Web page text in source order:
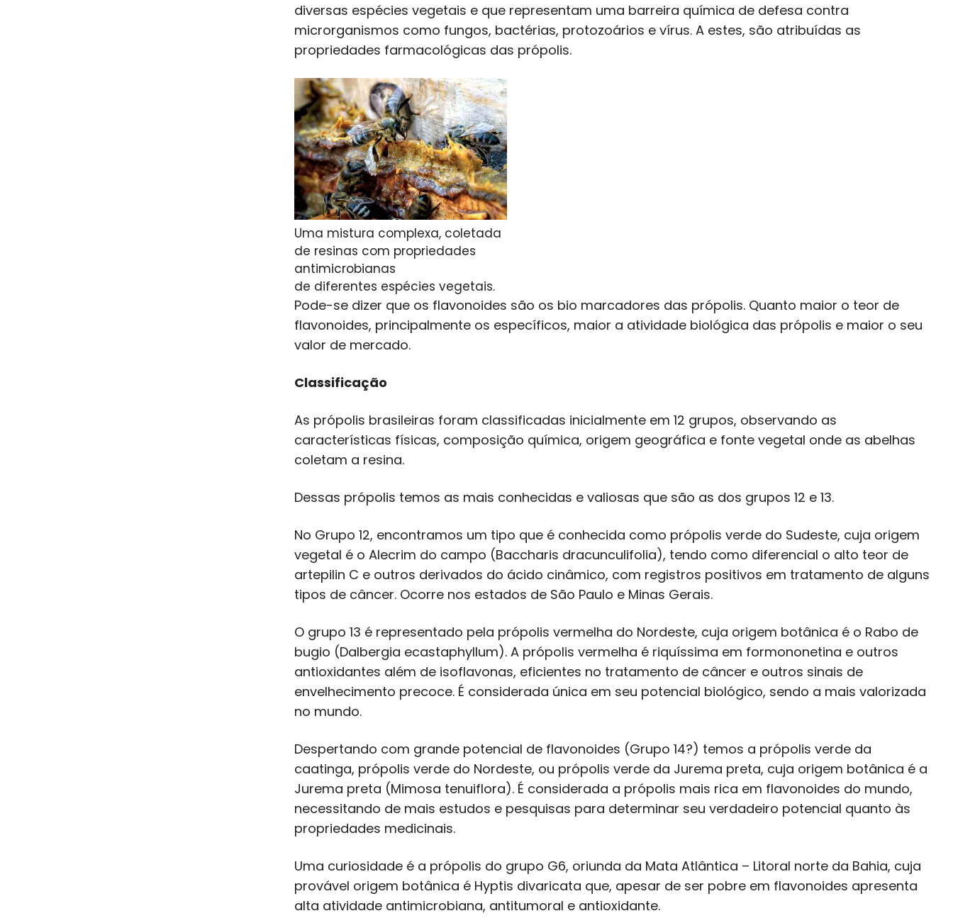
diversas espécies vegetais e que representam uma barreira química de defesa contra
microrganismos como fungos, bactérias, protozoários e vírus. A estes, são atribuídas as
propriedades farmacológicas das própolis.
Uma mistura complexa, coletada
de resinas com propriedades
antimicrobianas
de diferentes espécies vegetais.
Pode-se dizer que os flavonoides são os bio marcadores das própolis. Quanto maior o teor de
flavonoides, principalmente os específicos, maior a atividade biológica das própolis e maior o seu
valor de mercado.
Classificação
As própolis brasileiras foram classificadas inicialmente em 12 grupos, observando as
características físicas, composição química, origem geográfica e fonte vegetal onde as abelhas
coletam a resina.
Dessas própolis temos as mais conhecidas e valiosas que são as dos grupos 12 e 13.
No Grupo 12, encontramos um tipo que é conhecida como própolis verde do Sudeste, cuja origem
vegetal é o Alecrim do campo (Baccharis dracunculifolia), tendo como diferencial o alto teor de
artepilin C e outros derivados do ácido cinâmico, com registros positivos em tratamento de alguns
tipos de câncer. Ocorre nos estados de São Paulo e Minas Gerais.
O grupo 13 é representado pela própolis vermelha do Nordeste, cuja origem botânica é o Rabo de
bugio (Dalbergia ecastaphyllum). A própolis vermelha é riquíssima em formononetina e outros
antioxidantes além de isoflavonas, eficientes no tratamento de câncer e outros sinais de
envelhecimento precoce. É considerada única em seu potencial biológico, sendo a mais valorizada
no mundo.
Despertando com grande potencial de flavonoides (Grupo 14?) temos a própolis verde da
caatinga, própolis verde do Nordeste, ou própolis verde da Jurema preta, cuja origem botânica é a
Jurema preta (Mimosa tenuiflora). É considerada a própolis mais rica em flavonoides do mundo,
necessitando de mais estudos e pesquisas para determinar seu verdadeiro potencial quanto às
propriedades medicinais.
Uma curiosidade é a própolis do grupo G6, oriunda da Mata Atlântica – Litoral norte da Bahia, cuja
provável origem botânica é Hyptis divaricata que, apesar de ser pobre em flavonoides apresenta
alta atividade antimicrobiana, antitumoral e antioxidante.